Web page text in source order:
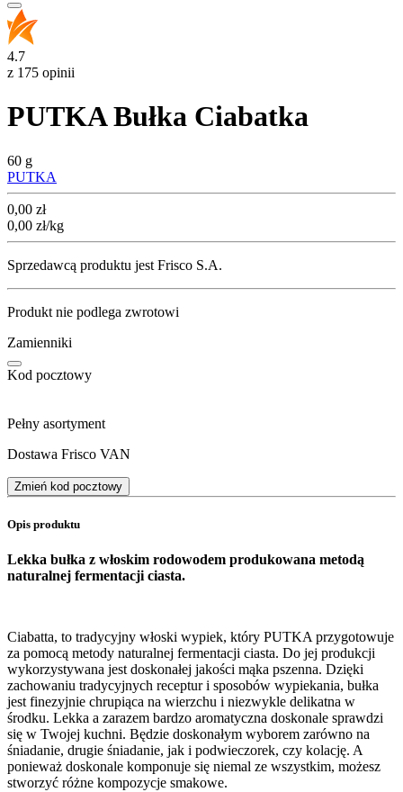
4.7
z 175 opinii
PUTKA Bułka Ciabatka
60 g
PUTKA
Cena
0,00 zł
0,00 zł/kg
Sprzedawcą produktu jest Frisco S.A.
Produkt nie podlega zwrotowi
Zamienniki
Kod pocztowy
Pełny asortyment
Dostawa Frisco VAN
Zmień kod pocztowy
Opis produktu
Lekka bułka z włoskim rodowodem produkowana metodą
naturalnej fermentacji ciasta.
Ciabatta, to tradycyjny włoski wypiek, który PUTKA przygotowuje
za pomocą metody naturalnej fermentacji ciasta. Do jej produkcji
wykorzystywana jest doskonałej jakości mąka pszenna. Dzięki
zachowaniu tradycyjnych receptur i sposobów wypiekania, bułka
jest finezyjnie chrupiąca na wierzchu i niezwykle delikatna w
środku. Lekka a zarazem bardzo aromatyczna doskonale sprawdzi
się w Twojej kuchni. Będzie doskonałym wyborem zarówno na
śniadanie, drugie śniadanie, jak i podwieczorek, czy kolację. A
ponieważ doskonale komponuje się niemal ze wszystkim, możesz
stworzyć różne kompozycje smakowe.